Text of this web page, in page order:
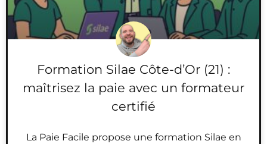
Formation Silae Côte-d’Or (21) :
maîtrisez la paie avec un formateur
certifié
La Paie Facile propose une formation Silae en